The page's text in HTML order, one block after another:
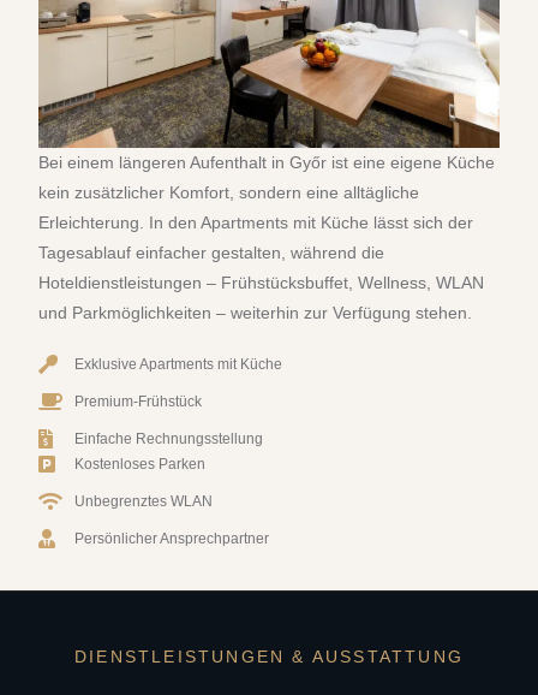
Bei einem längeren Aufenthalt in Győr ist eine eigene Küche
kein zusätzlicher Komfort, sondern eine alltägliche
Erleichterung. In den Apartments mit Küche lässt sich der
Tagesablauf einfacher gestalten, während die
Hoteldienstleistungen – Frühstücksbuffet, Wellness, WLAN
und Parkmöglichkeiten – weiterhin zur Verfügung stehen.
Exklusive Apartments mit Küche
Premium-Frühstück
Einfache Rechnungsstellung
Kostenloses Parken
Unbegrenztes WLAN
Persönlicher Ansprechpartner
DIENSTLEISTUNGEN & AUSSTATTUNG